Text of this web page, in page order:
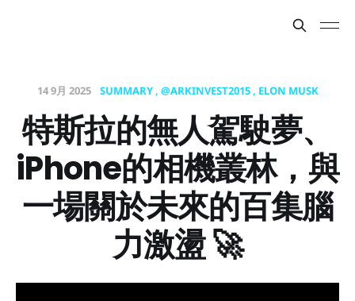
14 9月 2025 SUMMARY @ARKINVEST2015 ELON MUSK
特斯拉的無人駕駛夢、
iPhone的相機叢林，與
一場關於未來的百集腦
力激盪 🚀